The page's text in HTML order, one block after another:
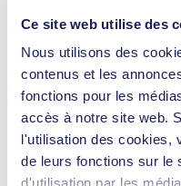
Ce site web utilise des
Nous utilisons des
contenus et les
fonctions pour les
accès à notre site web.
l'utilisation des cookies,
de leurs fonctions sur le
d'utilisation par les
Détails techniques